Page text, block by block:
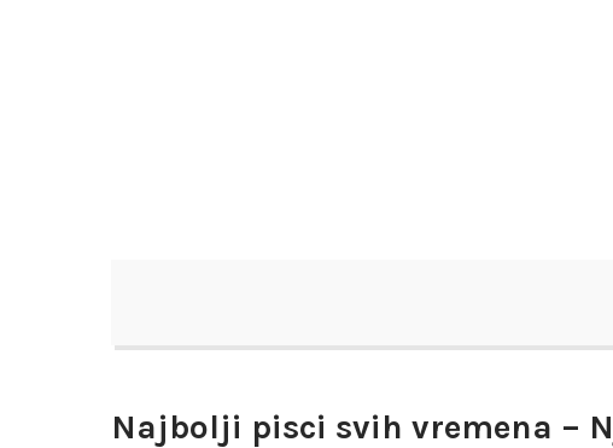
Najbolji pisci svih vremena –